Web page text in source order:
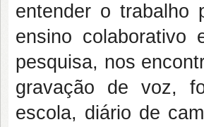
entender o trabalho
ensino
pesquisa, nos
gravação de voz,
escola, diário de